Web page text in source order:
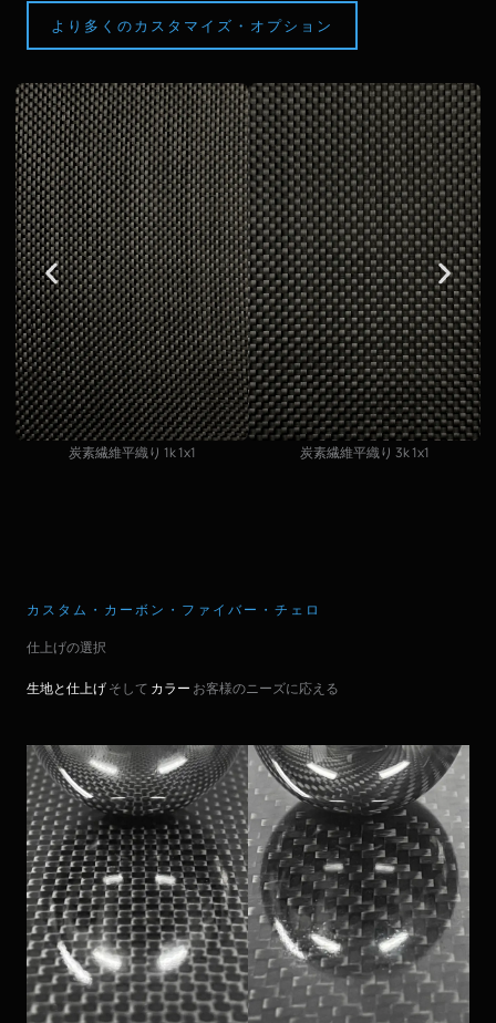
より多くのカスタマイズ・オプション
炭素繊維平織り 1k 1x1 炭素繊維平織り 3k 1x1
カスタム・カーボン・ファイバー・チェロ
仕上げの選択
生地と仕上げそして カラー お客様のニーズに応える